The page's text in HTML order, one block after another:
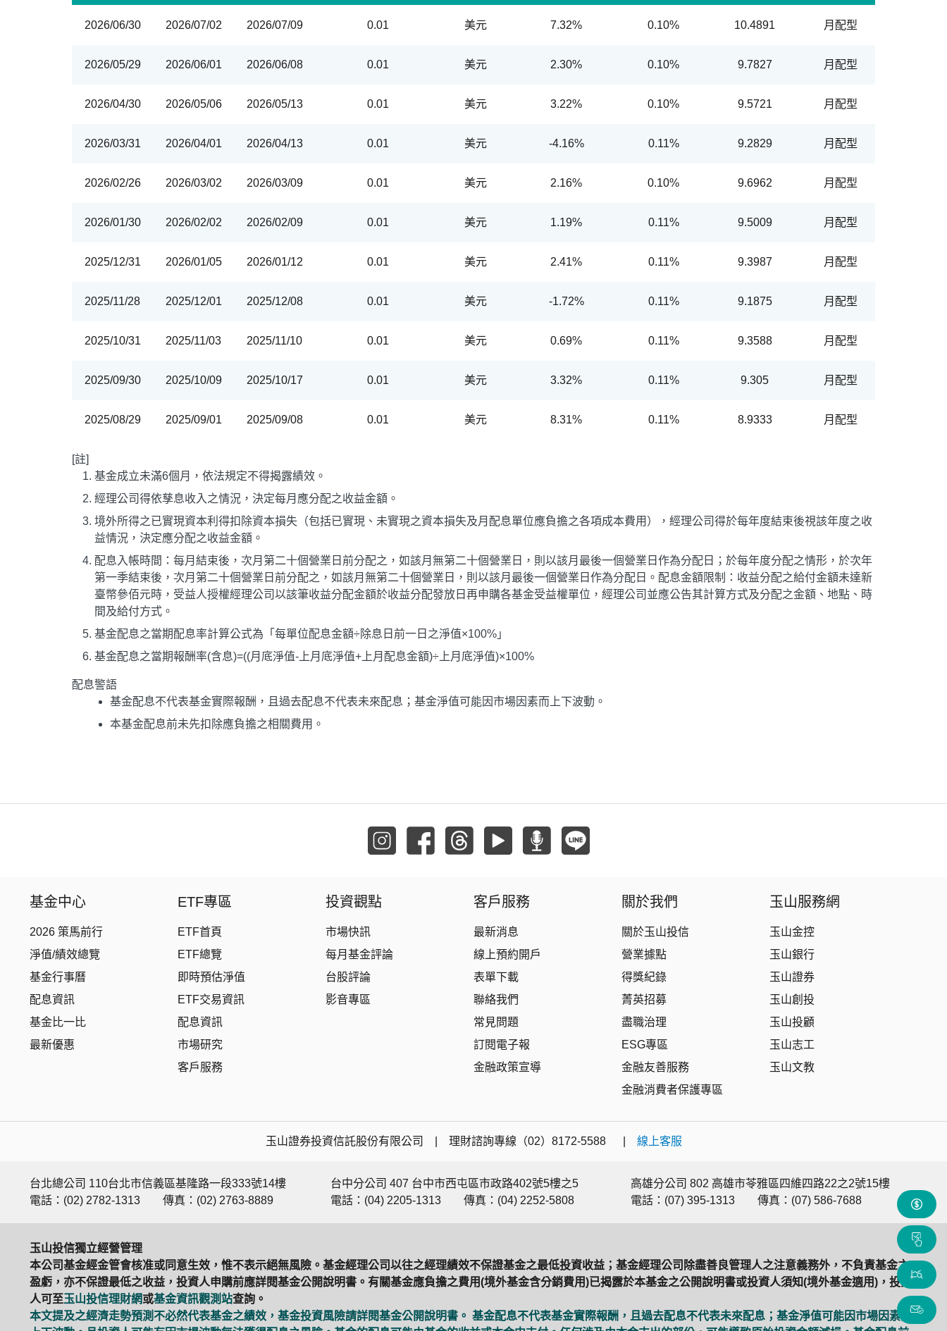
PGIM系列基金 168循環投資 定期(不)定額 高成長基金 月配息 ETF 中國好時平衡
壽星優惠 醫療生化 中國品牌 策略成長 拉丁美洲 大中華
2026/06/30 2026/07/02 2026/07/09 0.01 美元 7.32% 0.10% 10.4891 月配型
2026/05/29 2026/06/01 2026/06/08 0.01 美元 2.30% 0.10% 9.7827 月配型
2026/04/30 2026/05/06 2026/05/13 0.01 美元 3.22% 0.10% 9.5721 月配型
2026/03/31 2026/04/01 2026/04/13 0.01 美元 -4.16% 0.11% 9.2829 月配型
2026/02/26 2026/03/02 2026/03/09 0.01 美元 2.16% 0.10% 9.6962 月配型
2026/01/30 2026/02/02 2026/02/09 0.01 美元 1.19% 0.11% 9.5009 月配型
2025/12/31 2026/01/05 2026/01/12 0.01 美元 2.41% 0.11% 9.3987 月配型
2025/11/28 2025/12/01 2025/12/08 0.01 美元 -1.72% 0.11% 9.1875 月配型
2025/10/31 2025/11/03 2025/11/10 0.01 美元 0.69% 0.11% 9.3588 月配型
2025/09/30 2025/10/09 2025/10/17 0.01 美元 3.32% 0.11% 9.305 月配型
2025/08/29 2025/09/01 2025/09/08 0.01 美元 8.31% 0.11% 8.9333 月配型
[註]
基金成立未滿6個月，依法規定不得揭露績效。
經理公司得依孳息收入之情況，決定每月應分配之收益金額。
境外所得之已實現資本利得扣除資本損失（包括已實現、未實現之資本損失及月配息單位應負擔之各項成本費用），經理公司得於每年度結束後視該年度之收
益情況，決定應分配之收益金額。
配息入帳時間：每月結束後，次月第二十個營業日前分配之，如該月無第二十個營業日，則以該月最後一個營業日作為分配日；於每年度分配之情形，於次年
第一季結束後，次月第二十個營業日前分配之，如該月無第二十個營業日，則以該月最後一個營業日作為分配日。配息金額限制：收益分配之給付金額未達新
臺幣參佰元時，受益人授權經理公司以該筆收益分配金額於收益分配發放日再申購各基金受益權單位，經理公司並應公告其計算方式及分配之金額、地點、時
間及給付方式。
基金配息之當期配息率計算公式為「每單位配息金額÷除息日前一日之淨值×100%」
基金配息之當期報酬率(含息)=((月底淨值-上月底淨值+上月配息金額)÷上月底淨值)×100%
配息警語
基金配息不代表基金實際報酬，且過去配息不代表未來配息；基金淨值可能因市場因素而上下波動。
本基金配息前未先扣除應負擔之相關費用。
基金中心
2026 策馬前行
淨值/績效總覽
基金行事曆
配息資訊
基金比一比
最新優惠
ETF專區
ETF首頁
ETF總覽
即時預估淨值
ETF交易資訊
配息資訊
市場研究
客戶服務
投資觀點
市場快訊
每月基金評論
台股評論
影音專區
客戶服務
最新消息
線上預約開戶
表單下載
聯絡我們
常見問題
訂閱電子報
金融政策宣導
關於我們
關於玉山投信
營業據點
得獎紀錄
菁英招募
盡職治理
ESG專區
金融友善服務
金融消費者保護專區
玉山服務網
玉山金控
玉山銀行
玉山證券
玉山創投
玉山投顧
玉山志工
玉山文教
玉山證券投資信託股份有限公司 | 理財諮詢專線（02）8172-5588 | 線上客服
台北總公司 110台北市信義區基隆路一段333號14樓
電話：(02) 2782-1313
傳真：(02) 2763-8889
台中分公司 407 台中市西屯區市政路402號5樓之5
電話：(04) 2205-1313
傳真：(04) 2252-5808
高雄分公司 802 高雄市苓雅區四維四路22之2號15樓
電話：(07) 395-1313
傳真：(07) 586-7688
玉山投信獨立經營管理
本公司基金經金管會核准或同意生效，惟不表示絕無風險。基金經理公司以往之經理績效不保證基金之最低投資收益；基金經理公司除盡善良管理人之注意義務外，不負責基金之
盈虧，亦不保證最低之收益，投資人申購前應詳閱基金公開說明書。有關基金應負擔之費用(境外基金含分銷費用)已揭露於本基金之公開說明書或投資人須知(境外基金適用)，投資
人可至玉山投信理財網或基金資訊觀測站查詢。
本文提及之經濟走勢預測不必然代表基金之績效，基金投資風險請詳閱基金公開說明書。 基金配息不代表基金實際報酬，且過去配息不代表未來配息；基金淨值可能因市場因素而